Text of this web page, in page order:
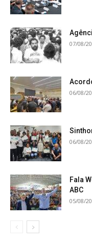
07/08/
06/08/
06/08/
Fala
ABC
05/08/